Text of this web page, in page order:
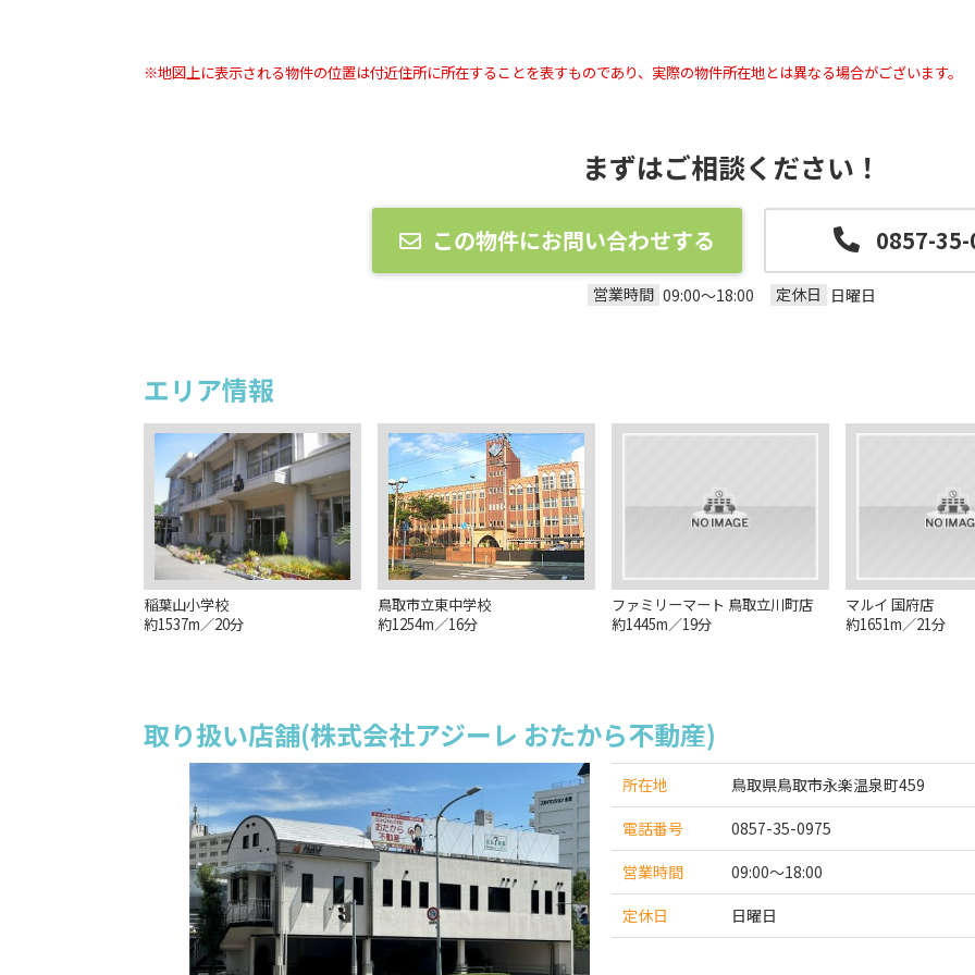
※地図上に表示される物件の位置は付近住所に所在することを表すものであり、実際の物件所在地とは異なる場合がございます。
まずはご相談ください！
この物件にお問い合わせする 0857-
営業時間 09:00～18:00 定休日 日曜日
エリア情報
稲葉山小学校
約1537m／20分
鳥取市立東中学校
約1254m／16分
ファミリーマート 鳥取立川町店
約1445m／19分
マルイ 国府店
約1651m／21分
取り扱い店舗(株式会社アジーレ おたから不動産)
所在地
鳥取県鳥取市永楽温泉町459
電話番号
0857-35-0975
営業時間
09:00～18:00
定休日
日曜日